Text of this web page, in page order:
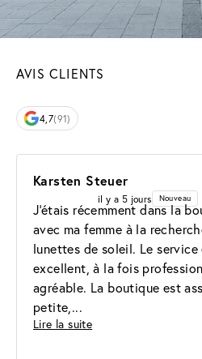
AVIS CLIENTS
4,7(91)
Karsten Steuer
il y a 5 jours Nouveau
J'étais récemment dans la
avec ma femme à la
lunettes de soleil. Le
excellent, à la fois
agréable. La boutique est
petite,
Lire la suite